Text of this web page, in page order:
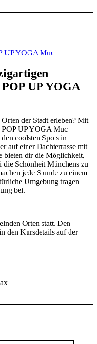
UP YOGA
der Stadt erleben? Mit
POP UP YOGA Muc
coolsten Spots in
auf einer Dachterrasse mit
bieten dir die Möglichkeit,
die Schönheit Münchens zu
jede Stunde zu einem
Umgebung tragen
bei.
Orten statt. Den
den Kursdetails auf der